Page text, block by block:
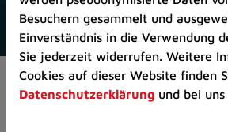
Zur
Navigation/Menü
springen
(Schnelltaste
M)
Zur
Aktuelles
Besuchern gesammelt und
Einverständnis in die Verwendung
Sie jederzeit widerrufen. Weitere
Cookies auf dieser Website finden
Datenschutzerklärung und bei